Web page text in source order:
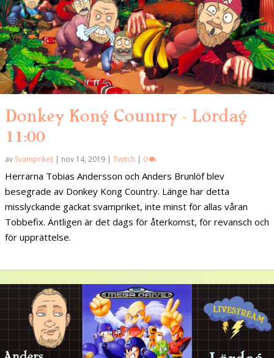
Donkey Kong Country – Lördag
11:00
av Svampriket | nov 14, 2019 | Twitch | 0
Herrarna Tobias Andersson och Anders Brunlöf blev
besegrade av Donkey Kong Country. Länge har detta
misslyckande gäckat svampriket, inte minst för allas våran
Tobbefix. Äntligen är det dags för återkomst, för revansch och
för upprättelse.